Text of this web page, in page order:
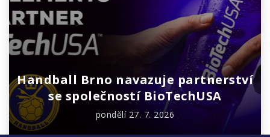
Handball Brno navazuje partnerství
se společností BioTechUSA
pondělí 27. 7. 2026